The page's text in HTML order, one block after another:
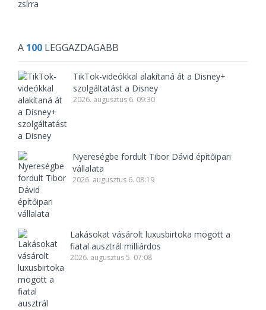
zsírra
A 100 LEGGAZDAGABB
TikTok-videókkal alakítaná át a Disney+
szolgáltatást a Disney
2026. augusztus 6. 09:30
Nyereségbe fordult Tibor Dávid építőipari
vállalata
2026. augusztus 6. 08:19
Lakásokat vásárolt luxusbirtoka mögött a
fiatal ausztrál milliárdos
2026. augusztus 5. 07:08